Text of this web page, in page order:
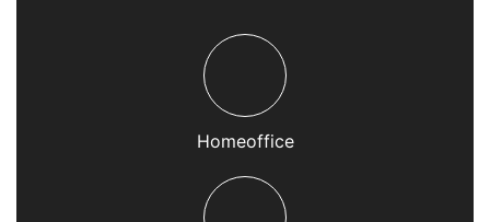
Homeoffice